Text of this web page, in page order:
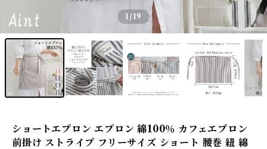
1/19
ショートエプロン エプロン 綿100％ カフェエプロン
前掛け ストライプ フリーサイズ ショート 腰巻 紐 綿